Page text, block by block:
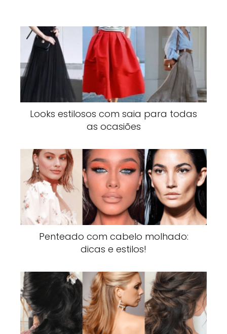
Looks estilosos com saia para todas
as ocasiões
Penteado com cabelo molhado:
dicas e estilos!